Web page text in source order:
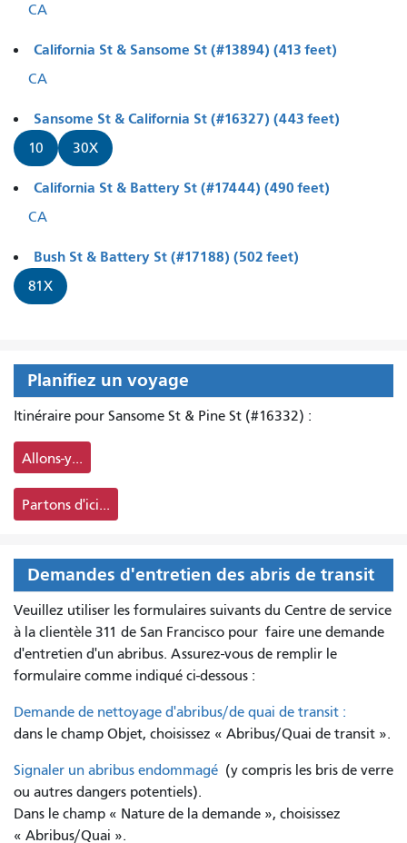
CA
California St & Sansome St (#13894) (413 feet)
CA
Sansome St & California St (#16327) (443 feet)
10 30X
California St & Battery St (#17444) (490 feet)
CA
Bush St & Battery St (#17188) (502 feet)
81X
Planifiez un voyage
Itinéraire pour Sansome St & Pine St (#16332) :
Allons-y...
Partons d'ici...
Demandes d'entretien des abris de transit
Veuillez utiliser les formulaires suivants du Centre de service
à la clientèle 311 de San Francisco pour faire une demande
d'entretien d'un abribus. Assurez-vous de remplir le
formulaire comme indiqué ci-dessous :
Demande de nettoyage d'abribus/de quai de transit :
dans le champ Objet, choisissez « Abribus/Quai de transit ».
Signaler un abribus endommagé (y compris les bris de verre
ou autres dangers potentiels).
Dans le champ « Nature de la demande », choisissez
« Abribus/Quai ».